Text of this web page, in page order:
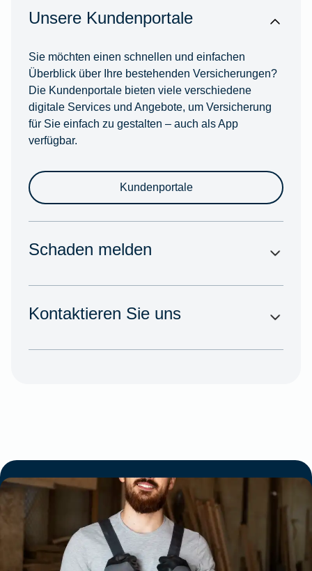
Unsere Kundenportale
Sie möchten einen schnellen und einfachen
Überblick über Ihre bestehenden Versicherungen?
Die Kundenportale bieten viele verschiedene
digitale Services und Angebote, um Versicherung
für Sie einfach zu gestalten – auch als App
verfügbar.
Kundenportale
Schaden melden
Kontaktieren Sie uns